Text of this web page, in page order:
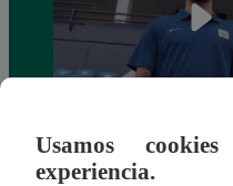
Alianza Lima: así
como nuevo fichaje para
Usamos
experiencia.